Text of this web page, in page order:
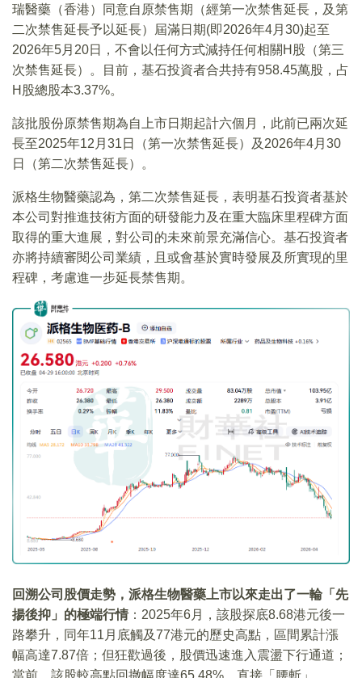
瑞醫藥（香港）同意自原禁售期（經第一次禁售延長，及第
二次禁售延長予以延長）屆滿日期(即2026年4月30)起至
2026年5月20日，不會以任何方式減持任何相關H股（第三
次禁售延長）。目前，基石投資者合共持有958.45萬股，占
H股總股本3.37%。
該批股份原禁售期為自上市日期起計六個月，此前已兩次延
長至2025年12月31日（第一次禁售延長）及2026年4月30
日（第二次禁售延長）。
派格生物醫藥認為，第二次禁售延長，表明基石投資者基於
本公司對推進技術方面的研發能力及在重大臨床里程碑方面
取得的重大進展，對公司的未來前景充滿信心。基石投資者
亦將持續審閱公司業績，且或會基於實時發展及所實現的里
程碑，考慮進一步延長禁售期。
回溯公司股價走勢，派格生物醫藥上市以來走出了一輪「先
揚後抑」的極端行情：2025年6月，該股探底8.68港元後一
路攀升，同年11月底觸及77港元的歷史高點，區間累計漲
幅高達7.87倍；但狂歡過後，股價迅速進入震盪下行通道；
當前，該股較高點回撤幅度達65.48%，直接「腰斬」。